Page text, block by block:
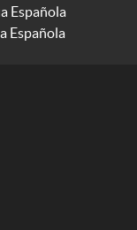
Española
Española